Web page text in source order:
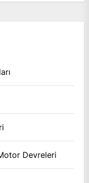
Devreleri